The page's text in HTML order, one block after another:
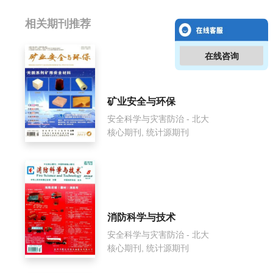
相关提问
生命与灾害影响因子是多少？
生命与灾害怎么样？
生命与灾害面费如何收取？
生命与灾害是什么级别刊物？
生命与灾害审稿要多久？
生命与灾害是国家级期刊吗？
相关期刊推荐
矿业安全与环保
安全科学与灾害防治 - 北大
核心期刊, 统计源期刊
消防科学与技术
安全科学与灾害防治 - 北大
核心期刊, 统计源期刊
在线咨询